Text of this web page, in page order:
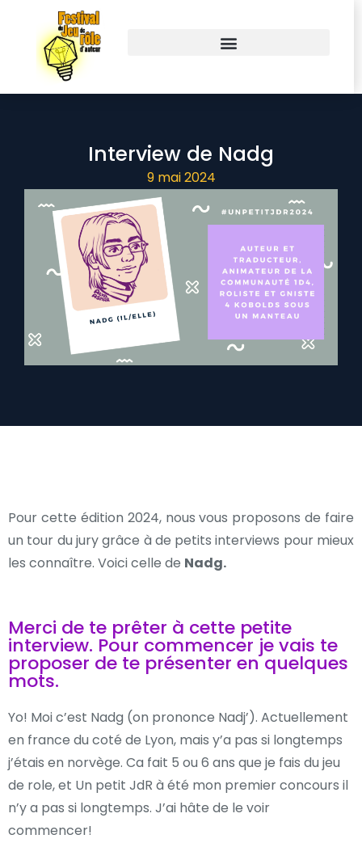
Interview de Nadg
9 mai 2024
Pour cette édition 2024, nous vous proposons de faire
un tour du jury grâce à de petits interviews pour mieux
les connaître. Voici celle de Nadg.
Merci de te prêter à cette petite
interview. Pour commencer je vais te
proposer de te présenter en quelques
mots.
Yo! Moi c’est Nadg (on prononce Nadj’). Actuellement
en france du coté de Lyon, mais y’a pas si longtemps
j’étais en norvège. Ca fait 5 ou 6 ans que je fais du jeu
de role, et Un petit JdR à été mon premier concours il
n’y a pas si longtemps. J’ai hâte de le voir
commencer!